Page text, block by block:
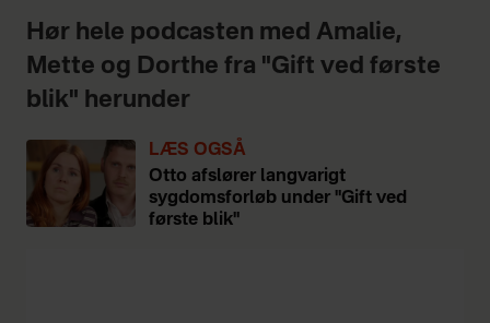
Hør hele podcasten med Amalie,
Mette og Dorthe fra "Gift ved første
blik" herunder
LÆS OGSÅ
Otto afslører langvarigt
sygdomsforløb under "Gift ved
første blik"